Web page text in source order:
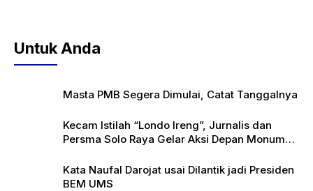
Untuk Anda
Masta PMB Segera Dimulai, Catat Tanggalnya
Kecam Istilah “Londo Ireng”, Jurnalis dan
Persma Solo Raya Gelar Aksi Depan Monumen
Kata Naufal Darojat usai Dilantik jadi Presiden
BEM UMS